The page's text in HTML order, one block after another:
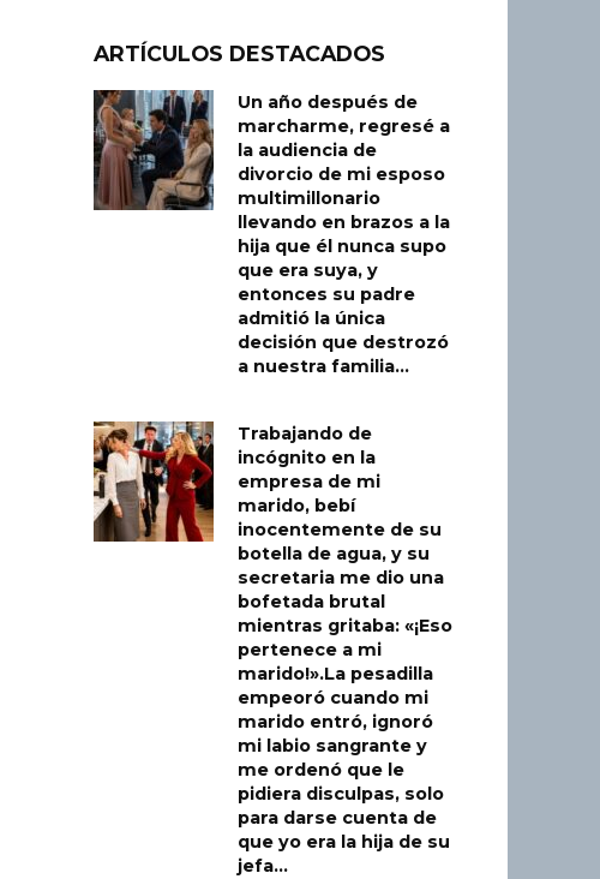
ARTÍCULOS DESTACADOS
Un año después de
marcharme, regresé a
la audiencia de
divorcio de mi esposo
multimillonario
llevando en brazos a la
hija que él nunca supo
que era suya, y
entonces su padre
admitió la única
decisión que destrozó
a nuestra familia…
Trabajando de
incógnito en la
empresa de mi
marido, bebí
inocentemente de su
botella de agua, y su
secretaria me dio una
bofetada brutal
mientras gritaba: «¡Eso
pertenece a mi
marido!».La pesadilla
empeoró cuando mi
marido entró, ignoró
mi labio sangrante y
me ordenó que le
pidiera disculpas, solo
para darse cuenta de
que yo era la hija de su
jefa…